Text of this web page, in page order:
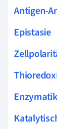
Antigen-
Epistasie
Enzymatik